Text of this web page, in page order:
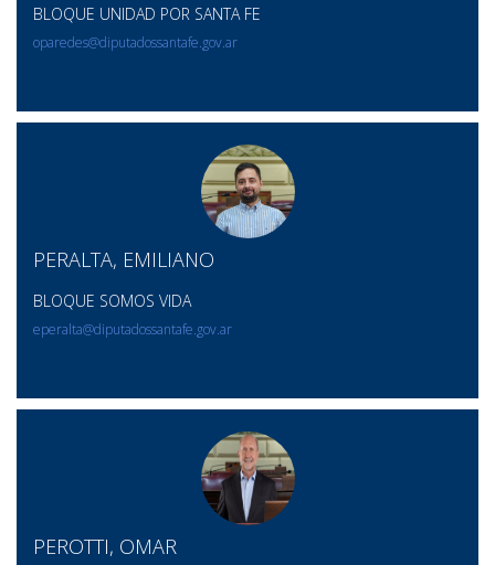
BLOQUE UNIDAD POR SANTA FE
oparedes@diputadossantafe.gov.ar
PERALTA, EMILIANO
BLOQUE SOMOS VIDA
eperalta@diputadossantafe.gov.ar
PEROTTI, OMAR